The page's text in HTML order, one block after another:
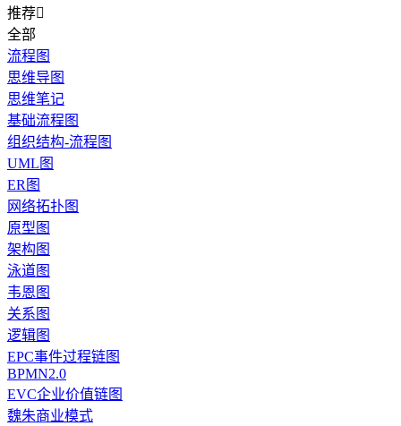
推荐
全部
流程图
思维导图
思维笔记
基础流程图
组织结构-流程图
UML图
ER图
网络拓扑图
原型图
架构图
泳道图
韦恩图
关系图
逻辑图
EPC事件过程链图
BPMN2.0
EVC企业价值链图
魏朱商业模式